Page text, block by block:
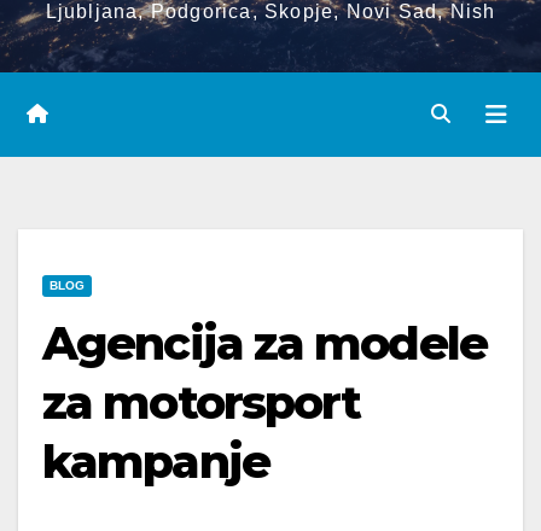
Ljubljana, Podgorica, Skopje, Novi Sad, Nish
BLOG
Agencija za modele
za motorsport
kampanje